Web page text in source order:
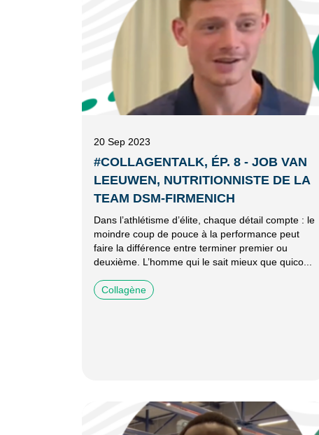
20 Sep 2023
#COLLAGENTALK, ÉP. 8 - JOB VAN
LEEUWEN, NUTRITIONNISTE DE LA
TEAM DSM-FIRMENICH
Dans l’athlétisme d’élite, chaque détail compte : le
moindre coup de pouce à la performance peut
faire la différence entre terminer premier ou
deuxième. L’homme qui le sait mieux que quico...
Collagène